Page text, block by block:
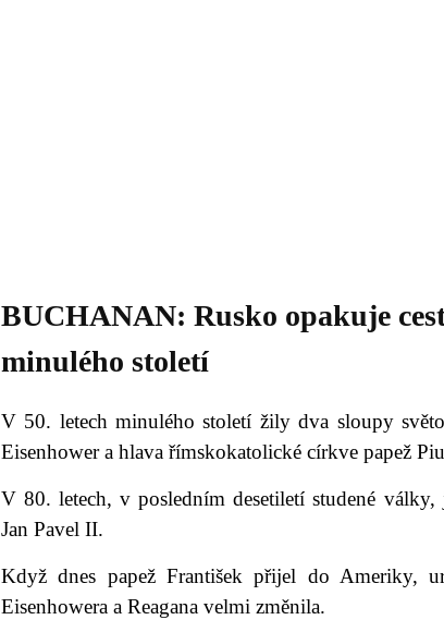
BUCHANAN: Rusko opakuje
minulého století
V 50. letech minulého století žily dva sloupy
Eisenhower a hlava římskokatolické církve papež
V 80. letech, v posledním desetiletí studené
Jan Pavel II.
Když dnes papež František přijel do Ameriky,
Eisenhowera a Reagana velmi změnila.